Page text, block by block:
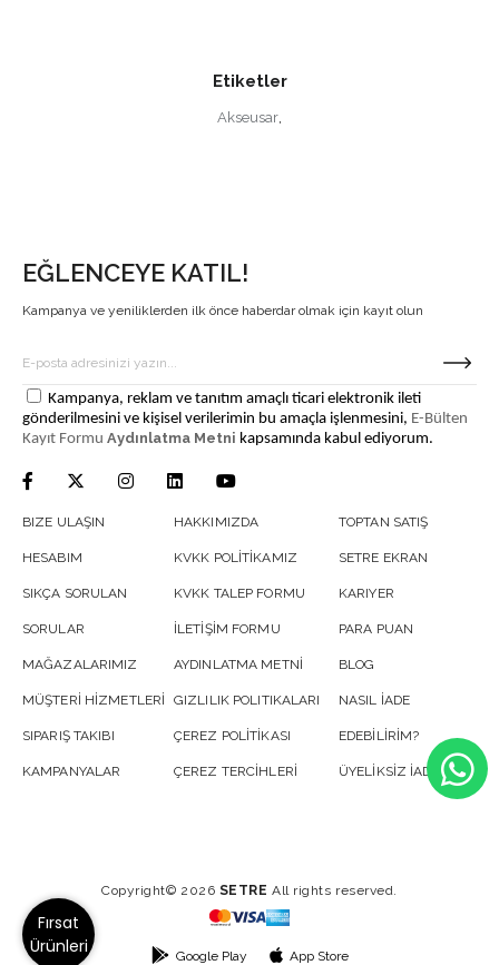
Etiketler
Akseusar,
EĞLENCEYE KATIL!
Kampanya ve yeniliklerden ilk önce haberdar olmak için kayıt olun
Kampanya, reklam ve tanıtım amaçlı ticari elektronik ileti
gönderilmesini ve kişisel verilerimin bu amaçla işlenmesini, E-Bülten
Kayıt Formu Aydınlatma Metni kapsamında kabul ediyorum.
BIZE ULAŞIN
HESABIM
SIKÇA SORULAN
SORULAR
MAĞAZALARIMIZ
MÜŞTERİ HİZMETLERİ
SIPARIŞ TAKIBI
KAMPANYALAR
HAKKIMIZDA
KVKK POLİTİKAMIZ
KVKK TALEP FORMU
İLETİŞİM FORMU
AYDINLATMA METNİ
GIZLILIK POLITIKALARI
ÇEREZ POLİTİKASI
ÇEREZ TERCİHLERİ
TOPTAN SATIŞ
SETRE EKRAN
KARIYER
PARA PUAN
BLOG
NASIL İADE
EDEBİLİRİM?
ÜYELİKSİZ İADE
Copyright© 2026 SETRE All rights reserved.
Google Play App Store
Fırsat
Ürünleri